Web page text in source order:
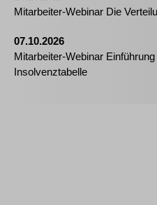
Mitarbeiter-Webinar Die
07.10.2026
Mitarbeiter-Webinar
Insolvenztabelle